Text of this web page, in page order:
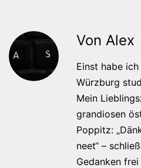
Von Alex
Einst habe
Würzburg
Mein
grandiosen
Poppitz:
neet“ –
Gedanken